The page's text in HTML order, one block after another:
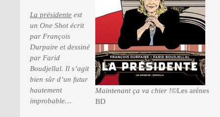
PRESSE
Maintenant ça va chier !©Les arénes
BD
La présidente est
un One Shot écrit
par François
Durpaire et dessiné
par Farid
Boudjellal. Il s’agit
bien sûr d’un futur
hautement
improbable…